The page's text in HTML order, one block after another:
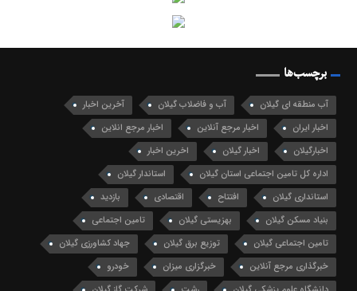
برچسب‌ها
آب منطقه ای گیلان آب و فاضلاب گیلان
آخرین اخبار
اخبار ایران
اخبار مرجع آنلاین
اخبار مرجع انلاین
اخبارگیلان
اخبار گیلان
اخرین اخبار
اداره کل تامین اجتماعی استان گیلان
استاندار گیلان
استانداری گیلان
افتتاح اقتصادی
بازدید
بنیاد مسکن گیلان
بهزیستی گیلان
تامین اجتماعی
تامین اجتماعی گیلان
توزیع برق گیلان
جهاد کشاورزی گیلان
خبرگذاری مرجع آنلاین
خبرگزاری میزان
خودرو